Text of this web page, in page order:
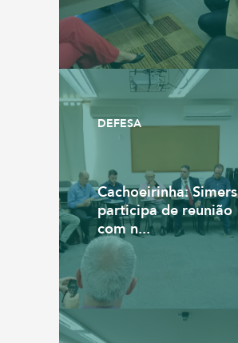
DEFESA
Cachoeirinha: Simers
participa de reunião
com n...